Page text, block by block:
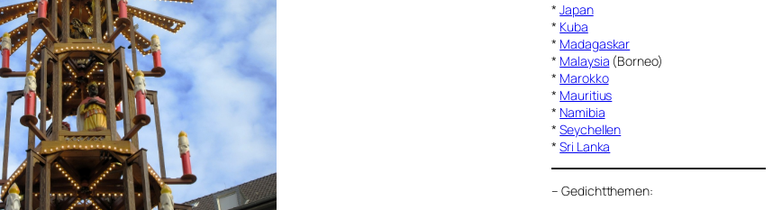
*Japan
* Kuba
* Madagaskar
* Malaysia (Borneo)
* Marokko
* Mauritius
* Namibia
*Seychellen
*Sri Lanka
–Gedichtthemen: